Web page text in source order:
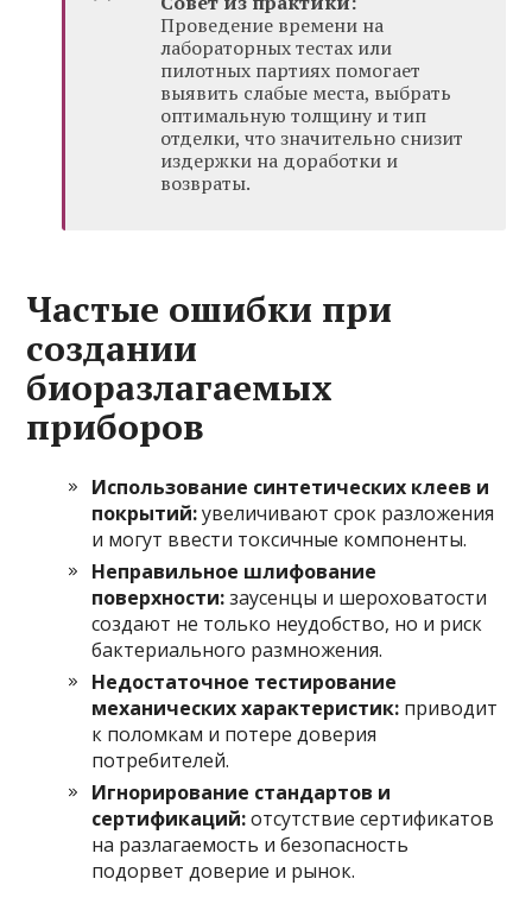
Проведение времени на
лабораторных тестах или
пилотных партиях помогает
выявить слабые места, выбрать
оптимальную толщину и тип
отделки, что значительно снизит
издержки на доработки и
возвраты.
Частые ошибки при
создании
биоразлагаемых
приборов
Использование синтетических клеев и
покрытий:увеличивают срок разложения
и могут ввести токсичные компоненты.
Неправильное шлифование
поверхности:заусенцы и шероховатости
создают не только неудобство, но и риск
бактериального размножения.
Недостаточное тестирование
механических характеристик: приводит
к поломкам и потере доверия
потребителей.
Игнорирование стандартов и
сертификаций:отсутствие сертификатов
на разлагаемость и безопасность
подорвет доверие и рынок.